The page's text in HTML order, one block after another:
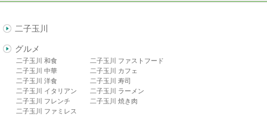
二子玉川
グルメ
二子玉川 和食
二子玉川 中華
二子玉川 洋食
二子玉川 イタリアン
二子玉川 フレンチ
二子玉川 ファミレス
二子玉川 ファストフード
二子玉川 カフェ
二子玉川 寿司
二子玉川 ラーメン
二子玉川 焼き肉